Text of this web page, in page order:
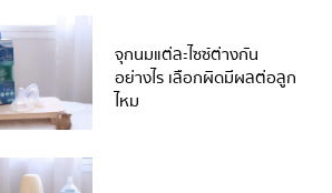
จุกนมแต่ละไซซ์ต่างกัน
อย่างไร เลือกผิดมีผลต่อลูก
ไหม